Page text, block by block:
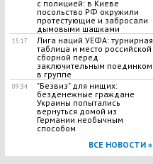
с полицией: в Киеве
посольство РФ окружили
протестующие и забросали
дымовыми шашками
15:17
Лига наций УЕФА: турнирная
таблица и место российской
сборной перед
заключительным поединком
в группе
09:34
"Безвиз" для нищих:
безденежные граждане
Украины попытались
вернуться домой из
Германии необычным
способом
ВСЕ НОВОСТИ »